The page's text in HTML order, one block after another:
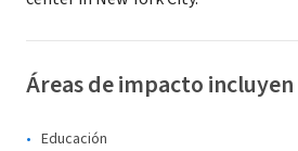
Áreas de impacto incluyen
Educación